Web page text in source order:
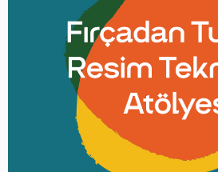
TÜRKIYE İŞ BANKASI
RESIM HEYKEL
TÜRKIYE İŞ
MÜZESI
İKTISADI
MÜZESI
ATATÜRK